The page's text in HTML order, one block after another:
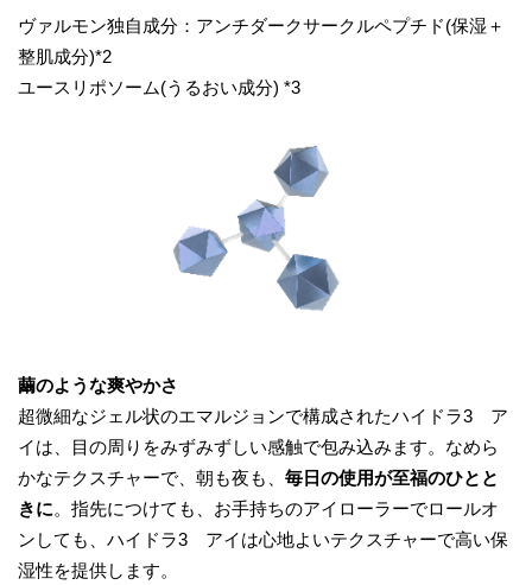
ヴァルモン独自成分：アンチダークサークルペプチド(保湿＋
整肌成分)*2
ユースリポソーム(うるおい成分) *3
繭のような爽やかさ
超微細なジェル状のエマルジョンで構成されたハイドラ3 ア
イは、目の周りをみずみずしい感触で包み込みます。なめら
かなテクスチャーで、朝も夜も、 毎日の使用が至福のひとと
きに。指先につけても、お手持ちのアイローラーでロールオ
ンしても、ハイドラ3 アイは心地よいテクスチャーで高い保
湿性を提供します。